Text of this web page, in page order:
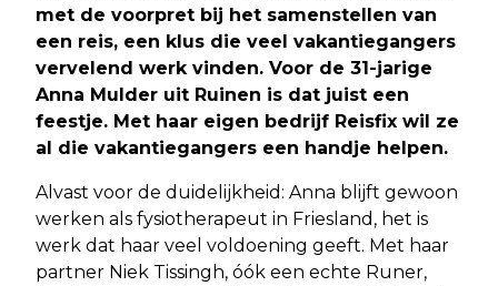
met de voorpret bij het samenstellen van
een reis, een klus die veel vakantiegangers
vervelend werk vinden. Voor de 31-jarige
Anna Mulder uit Ruinen is dat juist een
feestje. Met haar eigen bedrijf Reisfix wil ze
al die vakantiegangers een handje helpen.
Alvast voor de duidelijkheid: Anna blijft gewoon
werken als fysiotherapeut in Friesland, het is
werk dat haar veel voldoening geeft. Met haar
partner Niek Tissingh, óók een echte Runer,